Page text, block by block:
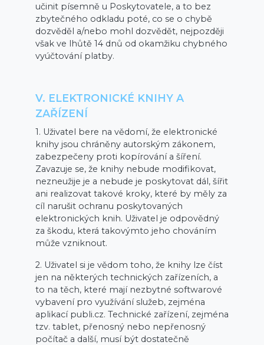
učinit písemně u Poskytovatele, a to bez
zbytečného odkladu poté, co se o chybě
dozvěděl a/nebo mohl dozvědět, nejpozději
však ve lhůtě 14 dnů od okamžiku chybného
vyúčtování platby.
V. ELEKTRONICKÉ KNIHY A
ZAŘÍZENÍ
1. Uživatel bere na vědomí, že elektronické
knihy jsou chráněny autorským zákonem,
zabezpečeny proti kopírování a šíření.
Zavazuje se, že knihy nebude modifikovat,
nezneužije je a nebude je poskytovat dál, šířit
ani realizovat takové kroky, které by měly za
cíl narušit ochranu poskytovaných
elektronických knih. Uživatel je odpovědný
za škodu, která takovýmto jeho chováním
může vzniknout.
2. Uživatel si je vědom toho, že knihy lze číst
jen na některých technických zařízeních, a
to na těch, které mají nezbytné softwarové
vybavení pro využívání služeb, zejména
aplikací publi.cz. Technické zařízení, zejména
tzv. tablet, přenosný nebo nepřenosný
počítač a další, musí být dostatečně